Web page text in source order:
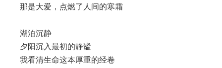
那是大爱，点燃了人间的寒霜
湖泊沉静
夕阳沉入最初的静谧
我看清生命这本厚重的经卷